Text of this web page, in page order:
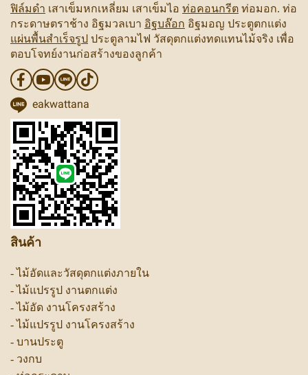
ฟิล์มดำ เสาเข็มหกเหลี่ยม เสาเข็มไอ ท่อคอนกรีต ท่อมอก. ท่อ
กระดาษตราช้าง อิฐมวลเบา อิฐบล๊อก อิฐมอญ ประตูตกแต่ง
แผ่นพื้นสำเร็จรูป ประตูลามไฟ วัสดุตกแต่งทดแทนไม้จริง เพื่อ
ตอบโจทย์งานก่อสร้างของลูกค้า
eakwattana
สินค้า
-ไม้อัดและวัสดุตกแต่งภายใน
-ไม้แปรรูป งานตกแต่ง
-ไม้อัด งานโครงสร้าง
-ไม้แปรรูป งานโครงสร้าง
- บานประตู
- วงกบ